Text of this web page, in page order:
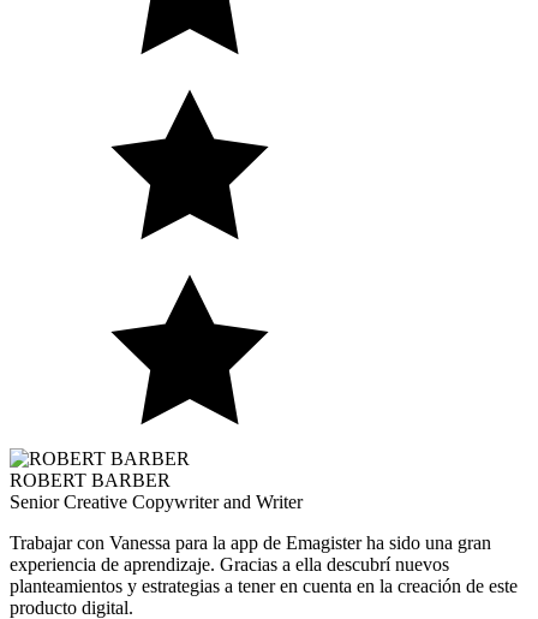
ROBERT BARBER
Senior Creative Copywriter and Writer
Trabajar con Vanessa para la app de Emagister ha sido una gran
experiencia de aprendizaje. Gracias a ella descubrí nuevos
planteamientos y estrategias a tener en cuenta en la creación de este
producto digital.